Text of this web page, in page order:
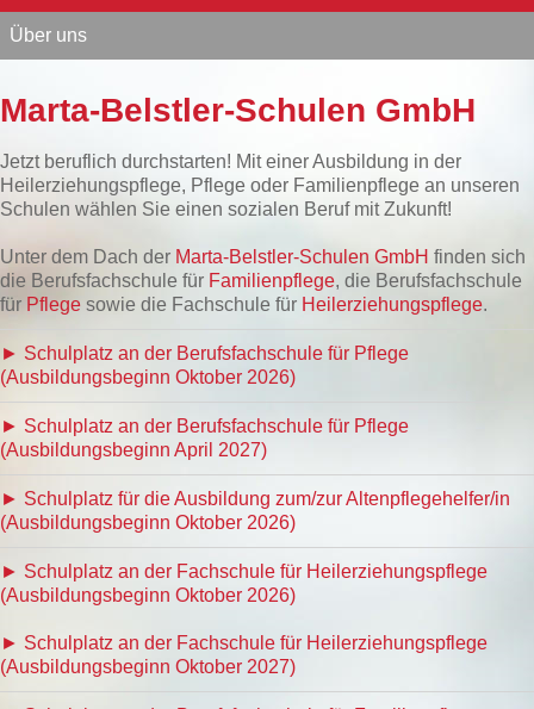
Über uns
Marta-Belstler-Schulen GmbH
Jetzt beruflich durchstarten! Mit einer Ausbildung in der
Heilerziehungspflege, Pflege oder Familienpflege an unseren
Schulen wählen Sie einen sozialen Beruf mit Zukunft!
Unter dem Dach der Marta-Belstler-Schulen GmbH finden sich
die Berufsfachschule für Familienpflege, die Berufsfachschule
für Pflege sowie die Fachschule für Heilerziehungspflege.
► Schulplatz an der Berufsfachschule für Pflege
(Ausbildungsbeginn Oktober 2026)
► Schulplatz an der Berufsfachschule für Pflege
(Ausbildungsbeginn April 2027)
► Schulplatz für die Ausbildung zum/zur Altenpflegehelfer/in
(Ausbildungsbeginn Oktober 2026)
► Schulplatz an der Fachschule für Heilerziehungspflege
(Ausbildungsbeginn Oktober 2026)
► Schulplatz an der Fachschule für Heilerziehungspflege
(Ausbildungsbeginn Oktober 2027)